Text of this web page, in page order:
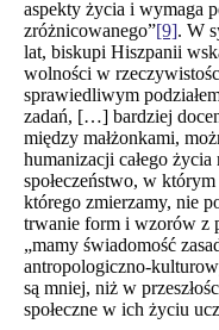
aspekty życia i wymaga
zróżnicowanego”[9]. W
lat, biskupi Hiszpanii
wolności w
sprawiedliwym
zadań, […] bardziej
między małżonkami,
humanizacji całego
społeczeństwo, w
którego zmierzamy, nie
trwanie form i wzorów z
„mamy świadomość
antropologiczno-
są mniej, niż w
społeczne w ich życiu